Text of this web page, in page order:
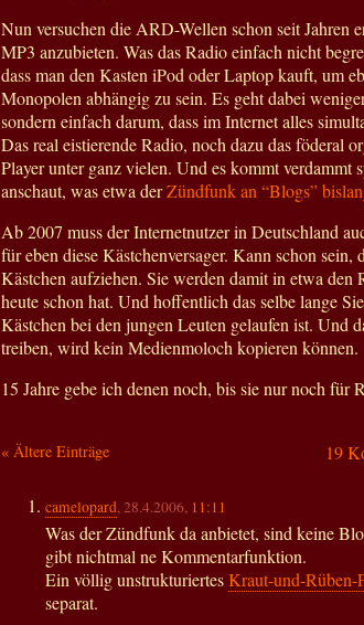
Nun versuchen die ARD-Wellen schon seit Jahren
MP3 anzubieten. Was das Radio einfach nicht
dass man den Kasten iPod oder Laptop kauft, um
Monopolen abhängig zu sein. Es geht dabei
sondern einfach darum, dass im Internet alles
Das real eistierende Radio, noch dazu das föderal
Player unter ganz vielen. Und es kommt verdammt
anschaut, was etwa derZündfunk an “Blogs”
Ab 2007 muss der Internetnutzer in Deutschland
für eben diese Kästchenversager. Kann schon
Kästchen aufziehen. Sie werden damit in etwa
heute schon hat. Und hoffentlich das selbe lange
Kästchen bei den jungen Leuten gelaufen ist. Und
treiben, wird kein Medienmoloch kopieren können.
15 Jahre gebe ich denen noch, bis sie nur noch für
« Ältere Einträge 19
camelopard, 28.4.2006, 11:11
Was der Zündfunk da anbietet, sind keine
gibt nichtmal ne Kommentarfunktion.
Ein völlig unstrukturiertesKraut-und-Rüben-
separat.